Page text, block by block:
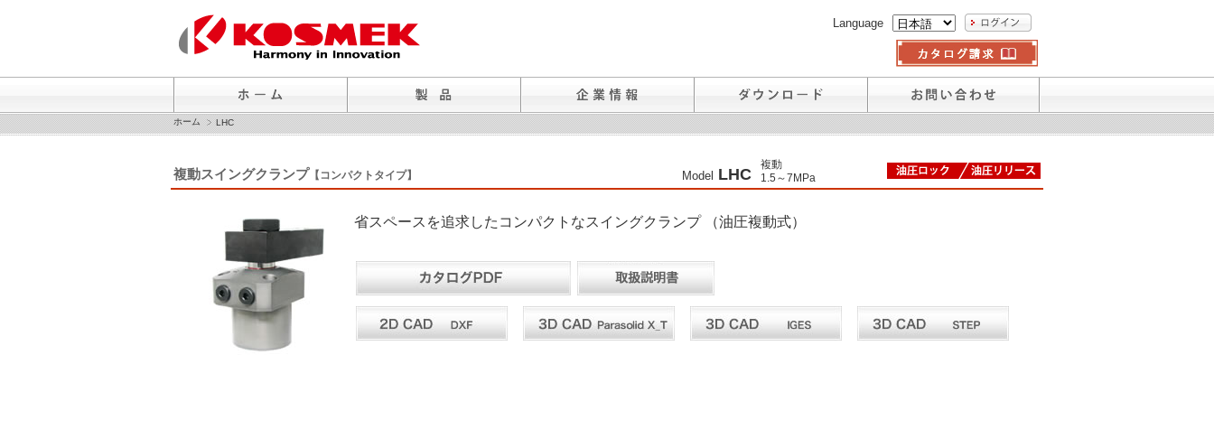
Language
ホーム LHC
複動スイングクランプ 【コンパクトタイプ】 Model LHC
複動
1.5～7MPa
省スペースを追求したコンパクトなスイングクランプ （油圧複動式）